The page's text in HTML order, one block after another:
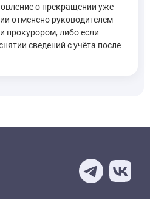
о прекращении уже
отменено руководителем
прокурором, либо если
сведений с учёта после